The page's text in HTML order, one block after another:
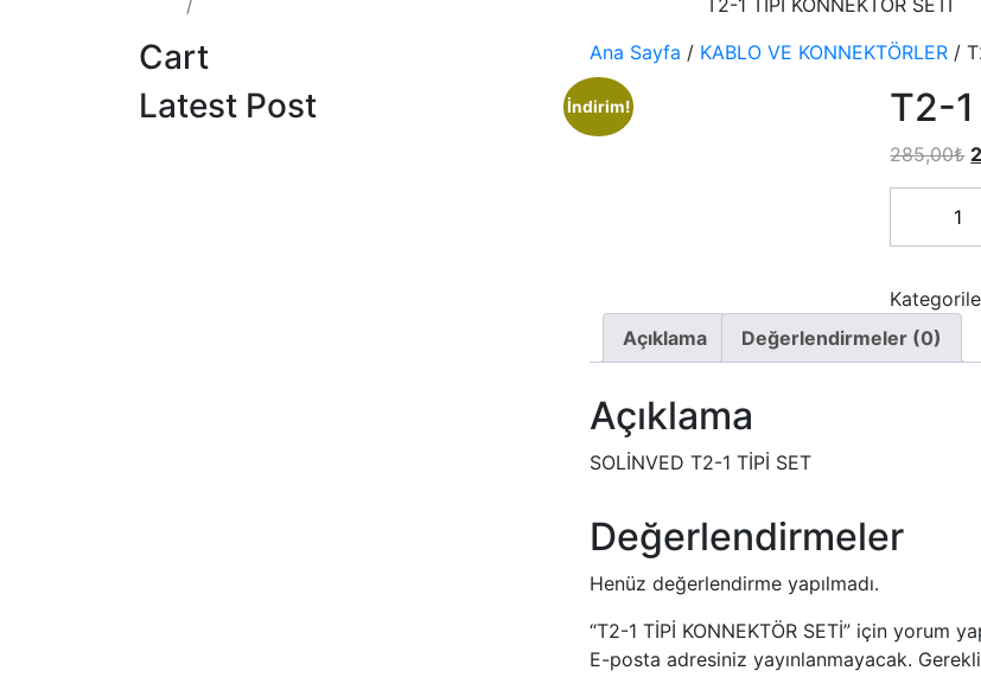
Cart
Latest Post
Ana Sayfa / KABLO VE KONNEKTÖRLER /
İndirim! T2-1
285,00₺
Açıklama
Değerlendirmeler (0)
Açıklama
SOLİNVED T2-1 TİPİ SET
Değerlendirmeler
Henüz değerlendirme yapılmadı.
“T2-1 TİPİ KONNEKTÖR SETİ” için yorum
E-posta adresiniz yayınlanmayacak.